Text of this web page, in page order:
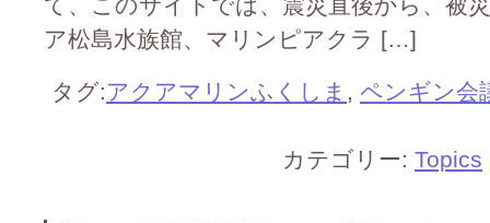
ア松島水族館、マリンピアクラ […]
タグ:アクアマリンふくしま , ペンギン会
カテゴリー: Topics